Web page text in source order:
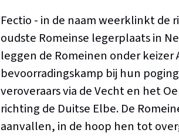
Fectio - in de naam weerklinkt de
oudste Romeinse legerplaats in
leggen de Romeinen onder keizer
bevoorradingskamp bij hun
veroveraars via de Vecht en het
richting de Duitse Elbe. De
aanvallen, in de hoop hen tot